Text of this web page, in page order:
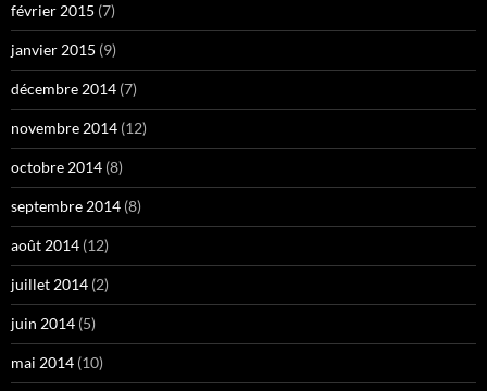
février 2015 (7)
janvier 2015 (9)
décembre 2014 (7)
novembre 2014 (12)
octobre 2014 (8)
septembre 2014 (8)
août 2014 (12)
juillet 2014 (2)
juin 2014 (5)
mai 2014 (10)